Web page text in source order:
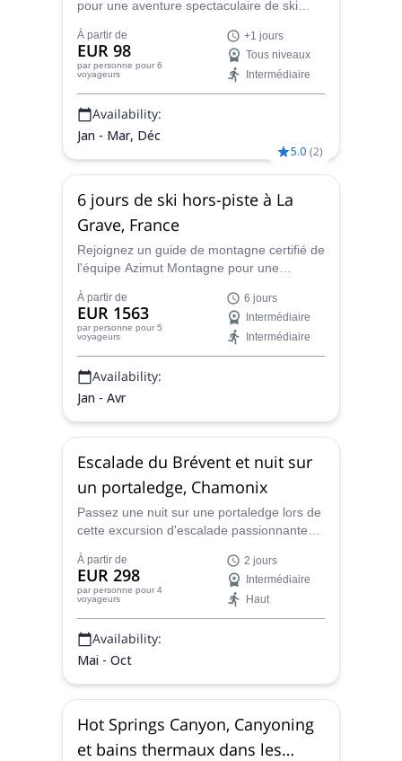
pour une aventure spectaculaire de ski
Alpes, France pendant un ou plusieurs
jours.
À partir de
EUR 98
par personne pour 6
voyageurs
+1 jours
Tous niveaux
Intermédiaire
Availability:
Jan - Mar, Déc
5.0 (2)
6 jours de ski hors-piste à La
Grave, France
Rejoignez un guide de montagne certifié de
l'équipe Azimut Montagne pour une
hors-piste dans l'un des plus beaux
endroits de France : La Grave. Un endroit
unique pour les amateurs de
freeride/freerando.
À partir de
EUR 1563
par personne pour 5
voyageurs
6 jours
Intermédiaire
Intermédiaire
Availability:
Jan - Avr
Escalade du Brévent et nuit sur
un portaledge, Chamonix
Passez une nuit sur une portaledge lors de
cette excursion d'escalade passionnante
un aspirant guide de montagne
expérimenté. Une aventure pour les
courageux !
À partir de
EUR 298
par personne pour 4
voyageurs
2 jours
Intermédiaire
Haut
Availability:
Mai - Oct
Hot Springs Canyon, Canyoning
et bains thermaux dans les